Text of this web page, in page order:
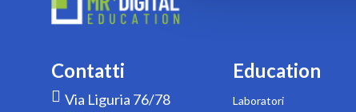
Contatti
Via Liguria 76/78
Education
Laboratori